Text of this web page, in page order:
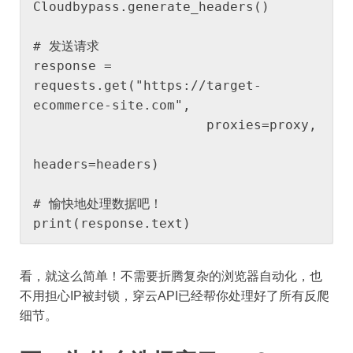
Cloudbypass.generate_headers()
# 发送请求
response =
requests.get("https://target-
ecommerce-site.com",
headers=headers)
# 愉快地处理数据吧！
print(response.text)
看，就这么简单！不需要折腾复杂的浏览器自动化，也
不用担心IP被封锁，穿云API已经帮你处理好了所有反爬
细节。